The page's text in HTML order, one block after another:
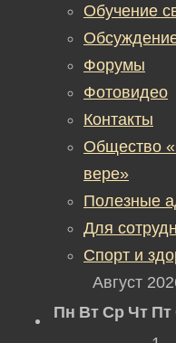
Обучение
Форумы
Фотовидео
Контакты
Общество
вере»
Полезные
Для
Спорт и
Август
Пн Вт Ср Чт Пт